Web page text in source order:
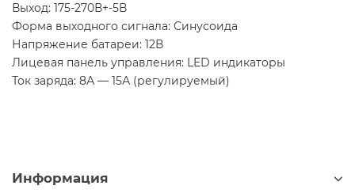
Выход: 175-270В+-5В
Форма выходного сигнала: Синусоида
Напряжение батареи: 12В
Лицевая панель управления: LED индикаторы
Ток заряда: 8А — 15А (регулируемый)
Информация